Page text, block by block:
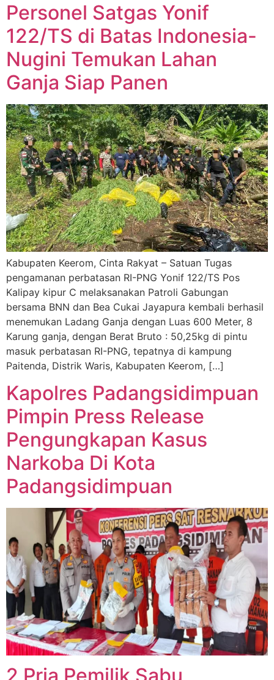
Personel Satgas Yonif
122/TS di Batas Indonesia-
Nugini Temukan Lahan
Ganja Siap Panen
Kabupaten Keerom, Cinta Rakyat – Satuan Tugas
pengamanan perbatasan RI-PNG Yonif 122/TS Pos
Kalipay kipur C melaksanakan Patroli Gabungan
bersama BNN dan Bea Cukai Jayapura kembali berhasil
menemukan Ladang Ganja dengan Luas 600 Meter, 8
Karung ganja, dengan Berat Bruto : 50,25kg di pintu
masuk perbatasan RI-PNG, tepatnya di kampung
Paitenda, Distrik Waris, Kabupaten Keerom, […]
Kapolres Padangsidimpuan
Pimpin Press Release
Pengungkapan Kasus
Narkoba Di Kota
Padangsidimpuan